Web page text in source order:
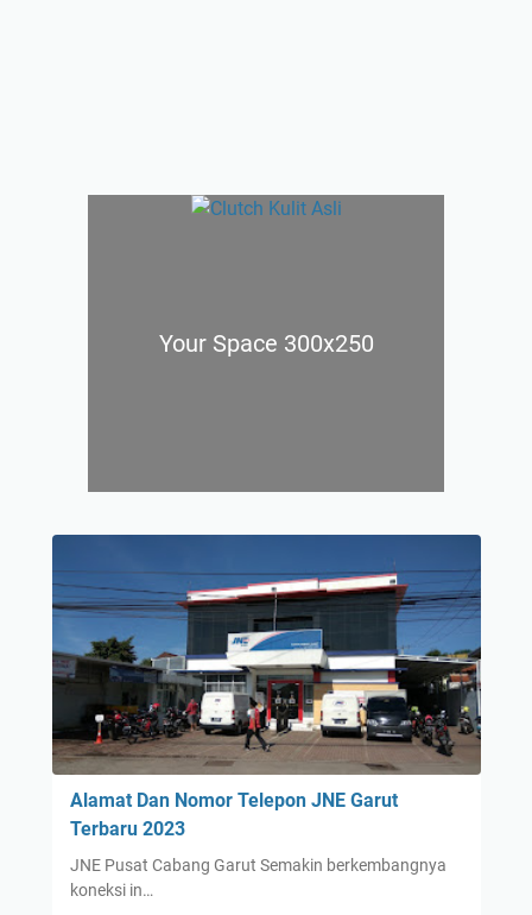
Alamat Dan Nomor Telepon JNE Garut
Terbaru 2023
JNE Pusat Cabang Garut Semakin berkembangnya
koneksi in…